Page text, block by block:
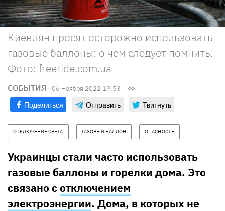
Киевлян просят осторожно использовать
газовые баллоны: о чем следует помнить.
Фото: freeride.com.ua
СОБЫТИЯ 06 Ноября 2022 19:53
Поделиться Отправить Твитнуть
ОТКЛЮЧЕНИЕ СВЕТА ГАЗОВЫЙ БАЛЛОН ОПАСНОСТЬ
Украинцы стали часто использовать
газовые баллоны и горелки дома. Это
связано сотключением
электроэнергии. Дома, в которых не